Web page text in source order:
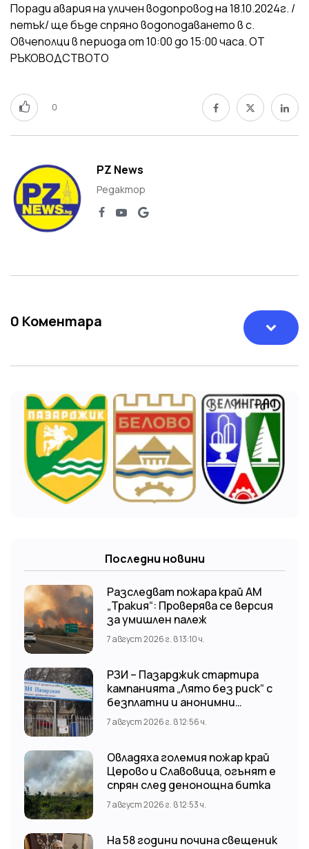
Поради авария на уличен водопровод на 18.10.2024г. /
петък/ ще бъде спряно водоподаването в с.
Овчеполци в периода от 10:00 до 15:00 часа. ОТ
РЪКОВОДСТВОТО
0
PZ News
Редактор
0 Коментара
Последни новини
Разследват пожара край АМ
„Тракия“: Проверява се версия
за умишлен палеж
7 август 2026 г. в 13:10 ч.
РЗИ – Пазарджик стартира
кампанията „Лято без риск“ с
безплатни и анонимни
изследвания за ХИВ
7 август 2026 г. в 12:56 ч.
Овладяха големия пожар край
Церово и Славовица, огънят е
спрян след денонощна битка
7 август 2026 г. в 12:53 ч.
На 58 години почина свещеник